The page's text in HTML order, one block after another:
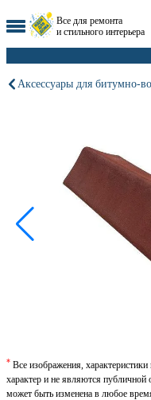
Все для ремонта
и стильного интерьера
Аксессуары для битумно-
* Все изображения,
характер и не являются
может быть изменена в любое